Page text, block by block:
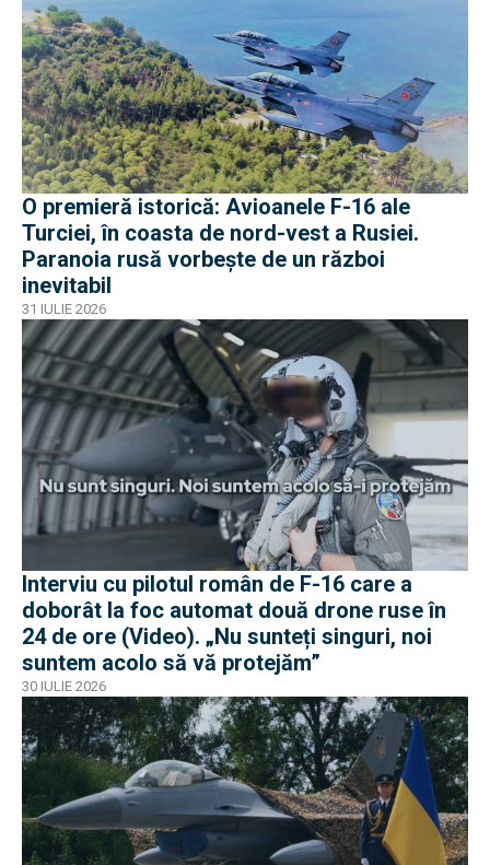
O premieră istorică: Avioanele F-16 ale
Turciei, în coasta de nord-vest a Rusiei.
Paranoia rusă vorbește de un război
inevitabil
31 IULIE 2026
Interviu cu pilotul român de F-16 care a
doborât la foc automat două drone ruse în
24 de ore (Video). „Nu sunteți singuri, noi
suntem acolo să vă protejăm”
30 IULIE 2026